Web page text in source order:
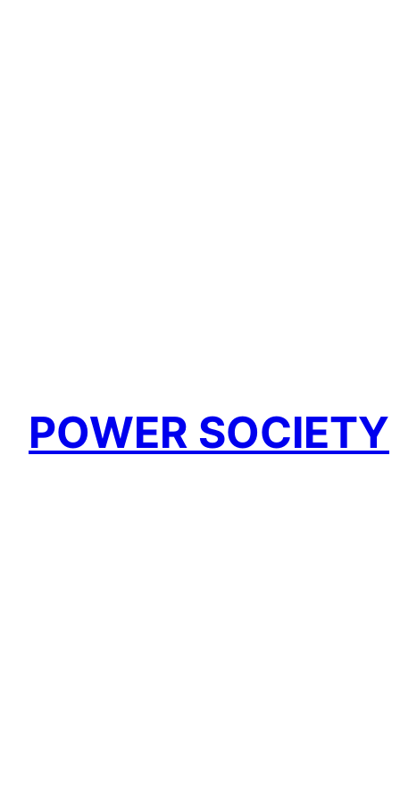
POWER SOCIETY